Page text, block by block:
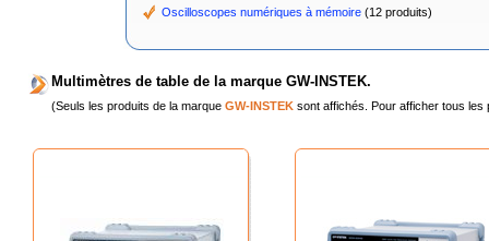
Oscilloscopes numériques à mémoire(12 produits)
Multimètres de table de la marque GW-INSTEK.
(Seuls les produits de la marque GW-INSTEK sont affichés. Pour afficher tous les